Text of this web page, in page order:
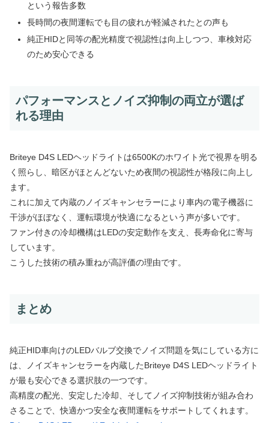
という報告多数
長時間の夜間運転でも目の疲れが軽減されたとの声も
純正HIDと同等の配光精度で視認性は向上しつつ、車検対応
のため安心できる
パフォーマンスとノイズ抑制の両立が選ば
れる理由
Briteye D4S LEDヘッドライトは6500Kのホワイト光で視界を明る
く照らし、暗区がほとんどないため夜間の視認性が格段に向上し
ます。
これに加えて内蔵のノイズキャンセラーにより車内の電子機器に
干渉がほぼなく、運転環境が快適になるという声が多いです。
ファン付きの冷却機構はLEDの安定動作を支え、長寿命化に寄与
しています。
こうした技術の積み重ねが高評価の理由です。
まとめ
純正HID車向けのLEDバルブ交換でノイズ問題を気にしている方に
は、ノイズキャンセラーを内蔵したBriteye D4S LEDヘッドライト
が最も安心できる選択肢の一つです。
高精度の配光、安定した冷却、そしてノイズ抑制技術が組み合わ
さることで、快適かつ安全な夜間運転をサポートしてくれます。